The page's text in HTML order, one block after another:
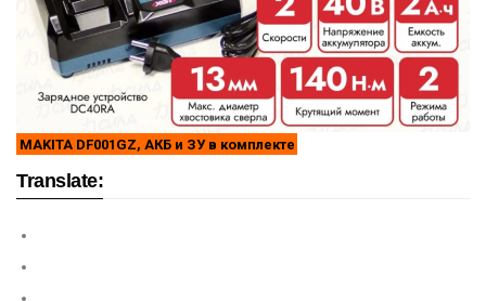
MAKITA DF001GZ, АКБ и ЗУ в комплекте
Translate: